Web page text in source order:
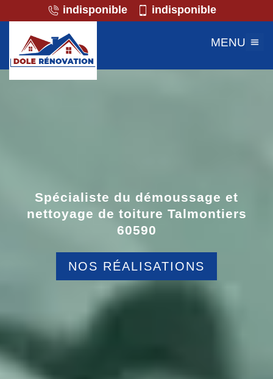
indisponible indisponible
MENU
Spécialiste du démoussage et
nettoyage de toiture Talmontiers
60590
NOS RÉALISATIONS